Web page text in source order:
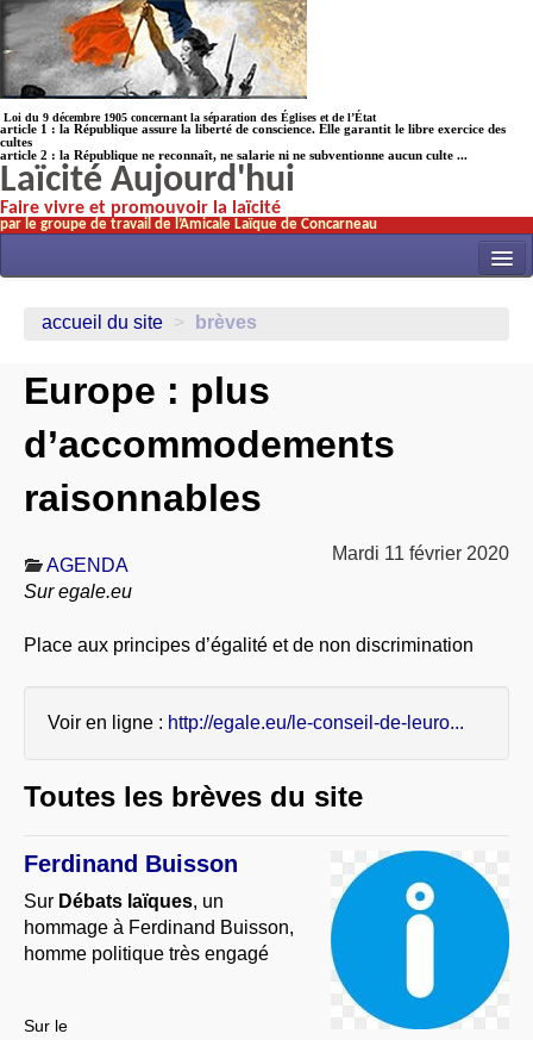
Loi du 9 décembre 1905 concernant la séparation des Églises et de l’État
article 1 : la République assure la liberté de conscience. Elle garantit le libre exercice des
cultes
article 2 : la République ne reconnaît, ne salarie ni ne subventionne aucun culte ...
Laïcité Aujourd'hui
Faire vivre et promouvoir la laïcité
par le groupe de travail de l’Amicale Laïque de Concarneau
NOS TRAVAUX
LAICITHÈQUE
LIBRES OPINIONS
accueil du site > brèves
Europe : plus
d’accommodements
raisonnables
Mardi 11 février 2020
AGENDA
Sur egale.eu
Place aux principes d’égalité et de non discrimination
Voir en ligne : http://egale.eu/le-conseil-de-leuro...
Toutes les brèves du site
Ferdinand Buisson
Sur Débats laïques, un
hommage à Ferdinand Buisson,
homme politique très engagé
Sur le